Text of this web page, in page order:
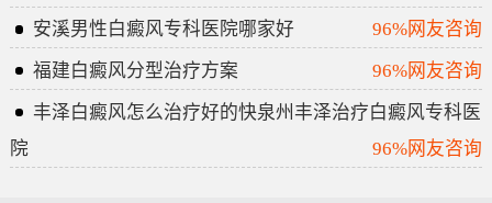
安溪男性白癜风专科医院哪家好
96%网友咨询
福建白癜风分型治疗方案
96%网友咨询
丰泽白癜风怎么治疗好的快泉州丰泽治疗白癜风专科医
院
96%网友咨询